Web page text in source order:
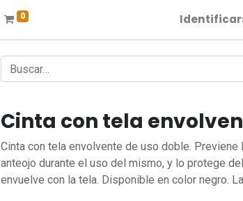
0
Cinta con tela
Cinta con tela envolvente de uso doble.
anteojo durante el uso del mismo, y lo protege
envuelve con la tela. Disponible en color negro.